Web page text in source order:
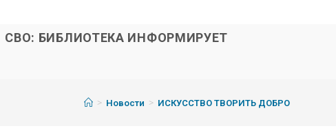
СВО: БИБЛИОТЕКА ИНФОРМИРУЕТ
> Новости > ИСКУССТВО ТВОРИТЬ ДОБРО